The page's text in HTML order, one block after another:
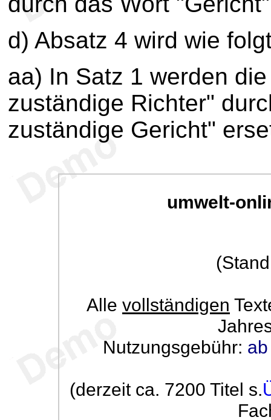
d) Absatz 4 wird wie
aa) In Satz 1 werden
zuständige Richter"
zuständige Gericht"
umwelt-
Alle vollständigen
Nutzungsgebühr:
(derzeit ca. 7200 Titel s.